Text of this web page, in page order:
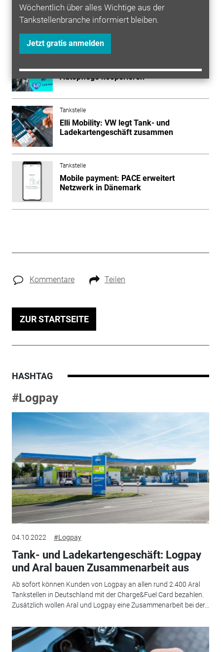
Wöchentlich über alles Wichtige aus der
Tankstellenbranche informiert bleiben.
Jetzt gratis anmelden
Autowäsche
Deutschlandweit: Logpay und IMO
Autopflege kooperieren
Tankstelle
Elli Mobility: VW legt Tank- und
Ladekartengeschäft zusammen
Tankstelle
Mobile payment: PACE erweitert
Netzwerk in Dänemark
Kommentare Teilen
ZUR STARTSEITE
HASHTAG
#Logpay
04.10.2022 #Logpay
Tank- und Ladekartengeschäft: Logpay
und Aral bauen Zusammenarbeit aus
Ab sofort können Kunden von Logpay an allen rund 2.400 Aral
Tankstellen in Deutschland mit der Charge&Fuel Card bezahlen.
Zusätzlich wollen Aral und Logpay eine Zusammenarbeit bei der...